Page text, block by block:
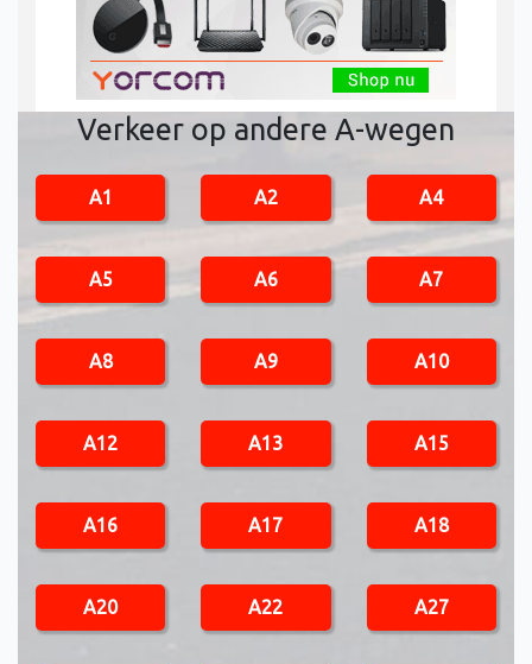
Verkeer op andere A-wegen
A1 A2 A4
A5 A6 A7
A8 A9 A10
A12 A13 A15
A16 A17 A18
A20 A22 A27